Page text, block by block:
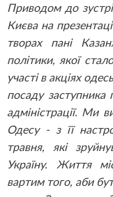
Приводом до
Києва на
творах пані
політики, якої
участі в акціях
посаду заступника
адміністрації. Ми
Одесу - з її
травня, які
Україну. Життя
вартим того, аби